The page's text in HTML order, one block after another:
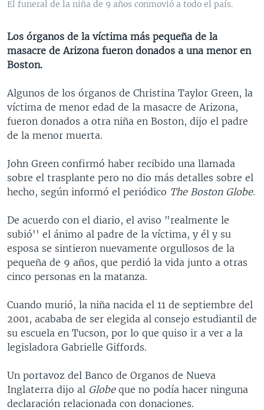
VENEZUELA
BRASIL
NICARAGUA
ECONOMÍA
ENTRETENIMIENTO Y CULTURA
TECNOLOGÍA
CIENCIA Y SALUD
MULTIMEDIA
VIDEOS
FOTOGRAFÍA
PROGRAMAS TV
EL MUNDO AL DÍA
VISIÓN 360
LAS CLAVES
PANORAMA
RADIO
AUDIONOTICIAS
BUENOS DÍAS AMÉRICA
ESTADOS UNIDOS AL DÍA
EL MUNDO AL DÍA [RADIO]
FORO [RADIO]
DEPORTIVO INTERNACIONAL
NOTA ECONÓMICA
ENTRETENIMIENTO
DOCUMENTALES DE LA VOA
Learning English
SÍGANOS
El funeral de la niña de 9 años conmovió a todo el país.
Los órganos de la víctima más pequeña de la
masacre de Arizona fueron donados a una menor en
Boston.
Algunos de los órganos de Christina Taylor Green, la
víctima de menor edad de la masacre de Arizona,
fueron donados a otra niña en Boston, dijo el padre
de la menor muerta.
John Green confirmó haber recibido una llamada
sobre el trasplante pero no dio más detalles sobre el
hecho, según informó el periódico The Boston Globe.
De acuerdo con el diario, el aviso "realmente le
subió'' el ánimo al padre de la víctima, y él y su
esposa se sintieron nuevamente orgullosos de la
pequeña de 9 años, que perdió la vida junto a otras
cinco personas en la matanza.
Cuando murió, la niña nacida el 11 de septiembre del
2001, acababa de ser elegida al consejo estudiantil de
su escuela en Tucson, por lo que quiso ir a ver a la
legisladora Gabrielle Giffords.
Un portavoz del Banco de Organos de Nueva
Inglaterra dijo al Globeque no podía hacer ninguna
declaración relacionada con donaciones.